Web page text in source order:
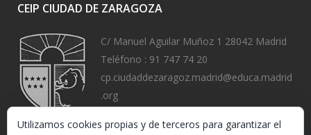
CEIP CIUDAD DE ZARAGOZA
C/ Manuel Aguilar Muñoz 1 28042 Madrid
Teléfono : 91 747 74 20
cp.ciudaddezaragoz.madrid@educa.madrid
.org
Utilizamos cookies propias y de terceros para garantizar el